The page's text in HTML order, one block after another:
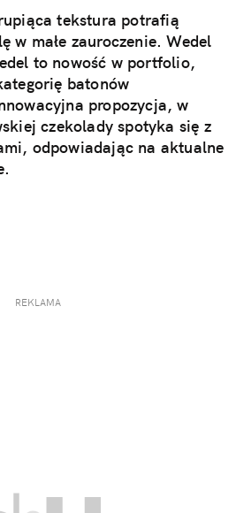
tekstura potrafią
w małe zauroczenie. Wedel
to nowość w portfolio,
batonów
propozycja, w
czekolady spotyka się z
odpowiadając na aktualne
REKLAMA